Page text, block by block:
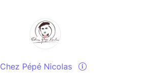
Chez Pépé Nicolas